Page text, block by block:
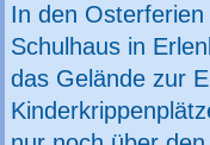
In den
Schulhaus in
das Gelände zur